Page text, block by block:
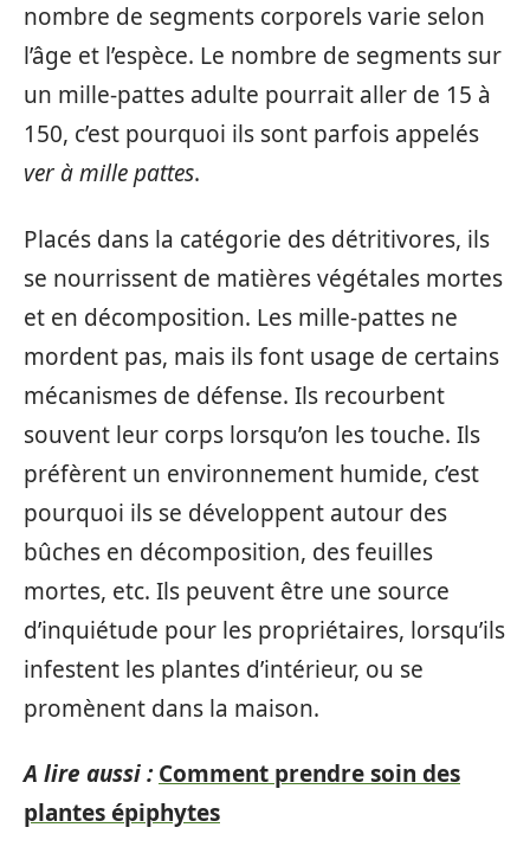
nombre de segments corporels varie selon
l’âge et l’espèce. Le nombre de segments sur
un mille-pattes adulte pourrait aller de 15 à
150, c’est pourquoi ils sont parfois appelés
ver à mille pattes.
Placés dans la catégorie des détritivores, ils
se nourrissent de matières végétales mortes
et en décomposition. Les mille-pattes ne
mordent pas, mais ils font usage de certains
mécanismes de défense. Ils recourbent
souvent leur corps lorsqu’on les touche. Ils
préfèrent un environnement humide, c’est
pourquoi ils se développent autour des
bûches en décomposition, des feuilles
mortes, etc. Ils peuvent être une source
d’inquiétude pour les propriétaires, lorsqu’ils
infestent les plantes d’intérieur, ou se
promènent dans la maison.
A lire aussi : Comment prendre soin des
plantes épiphytes